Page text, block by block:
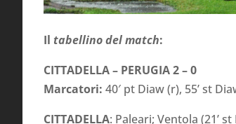
Il tabellino del match:
CITTADELLA – PERUGIA 2 – 0
Marcatori: 40′ pt Diaw (r), 55’ st
CITTADELLA: Paleari; Ventola (21’